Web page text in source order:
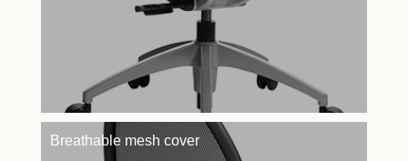
Breathable mesh cover